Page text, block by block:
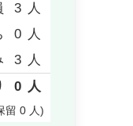
3 人
0 人
3 人
0 人
留 0 人)